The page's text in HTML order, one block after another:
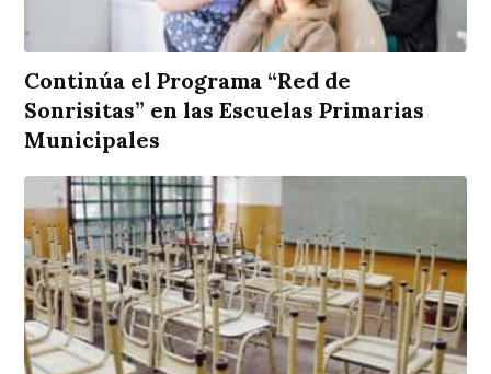
Continúa el Programa “Red de
Sonrisitas” en las Escuelas Primarias
Municipales